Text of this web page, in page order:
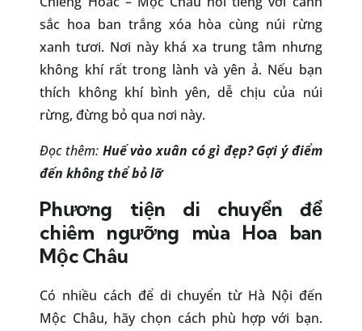
sắc hoa ban trắng xóa hòa cùng núi rừng
xanh tươi. Nơi này khá xa trung tâm nhưng
không khí rất trong lành và yên ả. Nếu bạn
thích không khí bình yên, dễ chịu của núi
rừng, đừng bỏ qua nơi này.
Đọc thêm: Huế vào xuân có gì đẹp? Gợi ý điểm
đến không thể bỏ lỡ
Phương tiện di chuyển để
chiêm ngưỡng mùa Hoa ban
Mộc Châu
Có nhiều cách để di chuyển từ Hà Nội đến
Mộc Châu, hãy chọn cách phù hợp với bạn.